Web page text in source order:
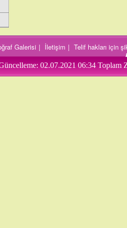
Galerisi | İletişim | Telif hakları için
02.07.2021 06:34 Toplam